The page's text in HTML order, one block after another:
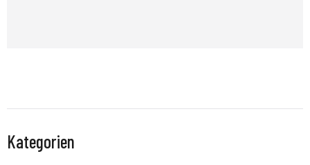
Kategorien